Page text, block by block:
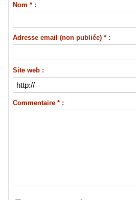
Nom * :
Adresse email (non publiée) * :
Site web :
Commentaire * :